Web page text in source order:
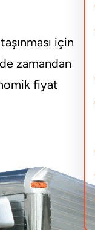
için
zamandan
fiyat